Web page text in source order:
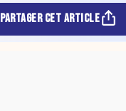
PARTAGER CET ARTICLE